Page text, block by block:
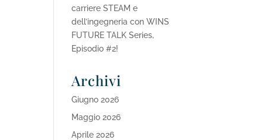
carriere STEAM e
dell’ingegneria con WINS
FUTURE TALK Series,
Episodio #2!
Archivi
Giugno 2026
Maggio 2026
Aprile 2026